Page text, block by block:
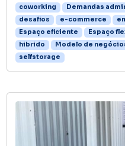
coworking Demandas
desafios
e-commerce
Espaço eficiente
Espaço
hibrido
Modelo de
selfstorage